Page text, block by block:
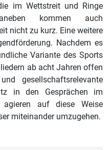
im Wettstreit und Ringe
kommen auch
nicht zu kurz. Eine weitere
Nachdem es
Variante des Sports
ab acht Jahren offen
gesellschaftsrelevante
in den Gesprächen im
auf diese Weise
miteinander umzugehen.